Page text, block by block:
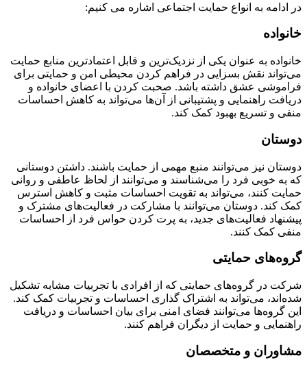
در ادامه به انواع حمایت اجتماعی اشاره می کنیم:
خانواده
خانواده به عنوان یکی از نزدیک‌ترین و قابل اعتمادترین منابع حمایت
می‌تواند نقش بسزایی در فراهم کردن محیطی امن و حمایتی برای
فراموشی عشق داشته باشد. صحبت کردن با اعضای خانواده و
دریافت راهنمایی و پشتیبانی از آن‌ها می‌تواند به کاهش احساسات
منفی و تسریع بهبود کمک کند.
دوستان
دوستان نیز می‌توانند منبع مهمی از حمایت باشند. داشتن دوستانی
که به خوبی فرد را می‌شناسند و می‌توانند از لحاظ عاطفی و روانی
حمایت کنند، می‌تواند به تقویت احساسات مثبت و کاهش استرس
کمک کند. دوستان می‌توانند با مشارکت در فعالیت‌های مشترک و
پیشنهاد فعالیت‌های جدید، به پرت کردن حواس فرد از احساسات
منفی کمک کنند.
گروه‌های حمایتی
شرکت در گروه‌های حمایتی که از افرادی با تجربیات مشابه تشکیل
شده‌اند، می‌تواند به اشتراک گذاری احساسات و تجربیات کمک کند.
این گروه‌ها می‌توانند فضای امنی برای بیان احساسات و دریافت
راهنمایی و حمایت از دیگران فراهم کنند.
مشاوران و متخصصان